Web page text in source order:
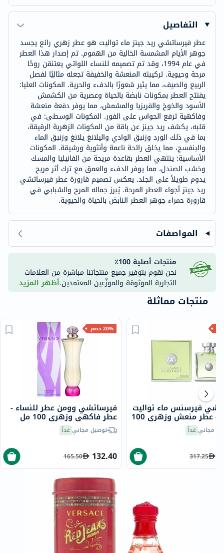
التفاصيل
عطر فيرساتشي ريد جينز ماء تواليت هو عطر زهري رائع يجسد
جوهر الأيام المشمسة الخالية من الهموم. تم إصدار هذا العطر
في عام 1994، وقد تم تصميمه للنساء اللواتي يعتنقن روحًا
مرحة وحيوية. تركيبته المنعشة والخفيفة تجعله مثاليًا لفصل
الربيع والصيف، مما يثير شعورًا بالدفء والحرية. المكونات العليا:
يفتتح العطر بمكونات نابضة بالحياة وعصرية من الكشمش
الأسود والخوخ والفريزيا والمشمش، مما يوفر دفعة منعشة
وفاكهية ترفع الحواس على الفور. المكونات الوسطى: في
قلبه، يكشف ريد جينز عن باقة من المكونات الزهرية الرقيقة،
بما في ذلك الورد وزنبق الوادي واليلانغ يلانغ وزنبق الماء
والبنفسج، مما يخلق رائحة ناعمة وأنثوية ورشيقة. المكونات
الأساسية: ينتهي العطر بقاعدة مريحة من الفانيليا والمسك
وخشب الصندل، مما يوفر الدفء والعمق مع ترك أثر مريح
يدوم طويلاً على الجلد. يعكس تصميم قارورة عطر فيرساتشي
ريد جينز أجواء العطر المرحة. يُبرز جماله المرح والشبابي في
قارورة حمراء جوهر العطر النابض بالحياة والحيوية.
المواصفات
منتجات أصلية 100٪
نحن نقوم بتوفير جميع منتجاتنا مباشرة من العلامات
التجارية الموثوقة والموزّعين المعتمدين.أظهر المزيد
منتجات مماثلة
20% خصم
فيرساتشي وومن عطر للنساء -
عطر فاكهي وزهري 100 مل
توصيل مجاني غداً
132.40
165.50
فيرسنس ماء تواليت
للنساء - عطر منعش وزهري 100
مجانيغداً
317.25